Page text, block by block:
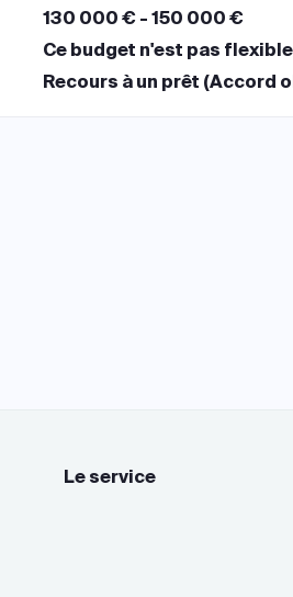
130 000 € - 150 000 €
Ce budget n'est pas flexible
Recours à un prêt (Accord
Le service